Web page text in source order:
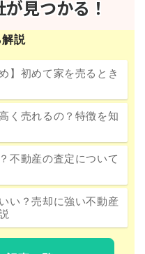
解説
】初めて家を売るとき
く売れるの？特徴を知
不動産の査定について
い？売却に強い不動産